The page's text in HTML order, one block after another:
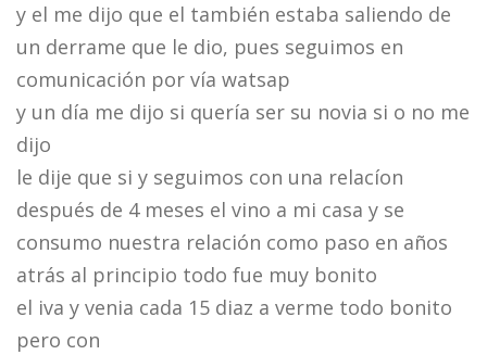
y el me dijo que el también estaba saliendo de
un derrame que le dio, pues seguimos en
comunicación por vía watsap
y un día me dijo si quería ser su novia si o no me
dijo
le dije que si y seguimos con una relacíon
después de 4 meses el vino a mi casa y se
consumo nuestra relación como paso en años
atrás al principio todo fue muy bonito
el iva y venia cada 15 diaz a verme todo bonito
pero con